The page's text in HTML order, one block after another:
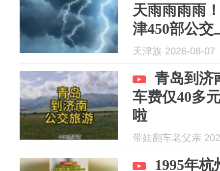
天雨雨雨雨
津450部公交
交线路调整
园！在天津
天津族 2026-08-07
青岛到济
车费仅40多
啦
带娃翻车老父亲
1995年